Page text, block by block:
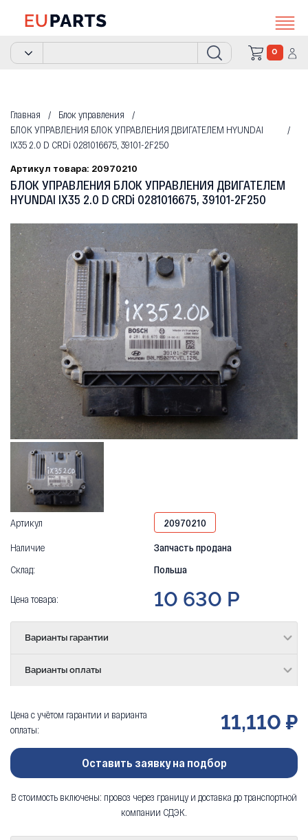
0
Главная
Блок управления
БЛОК УПРАВЛЕНИЯ БЛОК УПРАВЛЕНИЯ ДВИГАТЕЛЕМ HYUNDAI
IX35 2.0 D CRDi 0281016675, 39101-2F250
Артикул товара: 20970210
БЛОК УПРАВЛЕНИЯ БЛОК УПРАВЛЕНИЯ ДВИГАТЕЛЕМ
HYUNDAI IX35 2.0 D CRDi 0281016675, 39101-2F250
Артикул
20970210
Наличие
Запчасть продана
Склад:
Польша
Цена товара: 10 630 Р
Варианты гарантии
Варианты оплаты
Цена с учётом гарантии и варианта
оплаты:
11,110 ₽
Оставить заявку на подбор
В стоимость включены: провоз через границу и доставка до транспортной
компании СДЭК.